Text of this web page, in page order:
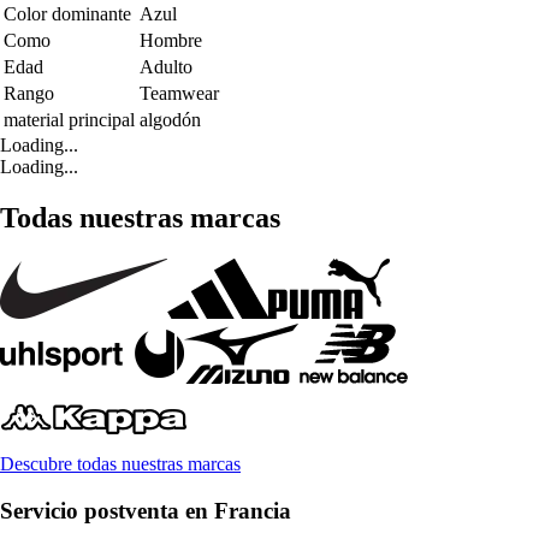
Color dominante Azul
Como
Hombre
Edad
Adulto
Rango
Teamwear
material principal algodón
Loading...
Loading...
Todas nuestras marcas
Descubre todas nuestras marcas
Servicio postventa en Francia